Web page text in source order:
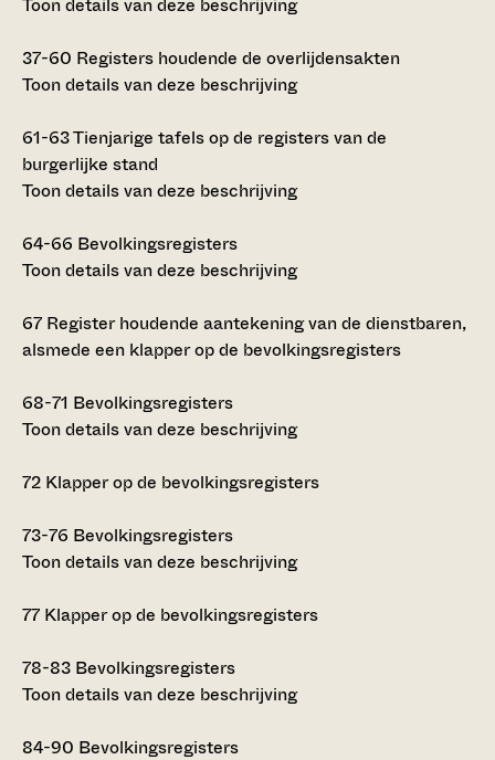
37-60 Registers houdende de overlijdensakten
Toon details van deze beschrijving
61-63Tienjarige tafels op de registers van de
burgerlijke stand
Toon details van deze beschrijving
64-66 Bevolkingsregisters
Toon details van deze beschrijving
67 Register houdende aantekening van de dienstbaren,
alsmede een klapper op de bevolkingsregisters
68-71 Bevolkingsregisters
Toon details van deze beschrijving
72 Klapper op de bevolkingsregisters
73-76 Bevolkingsregisters
Toon details van deze beschrijving
77 Klapper op de bevolkingsregisters
78-83 Bevolkingsregisters
Toon details van deze beschrijving
84-90 Bevolkingsregisters